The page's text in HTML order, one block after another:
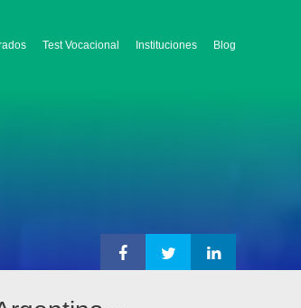
Test Vocacional Instituciones Blog